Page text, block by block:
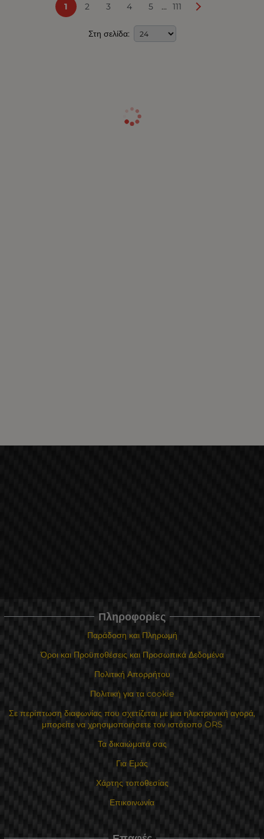
1 2 3 4 5 ... 111
Στη σελίδα:
Πληροφορίες
Παράδοση και Πληρωμή
Όροι και Προϋποθέσεις και Προσωπικά Δεδομένα
Πολιτική Απορρήτου
Πολιτική για τα cookie
Σε περίπτωση διαφωνίας που σχετίζεται με μια ηλεκτρονική αγορά,
μπορείτε να χρησιμοποιήσετε τον ιστότοπο ORS
Τα δικαιώματά σας
Για Εμάς
Χάρτης τοποθεσίας
Επικοινωνία